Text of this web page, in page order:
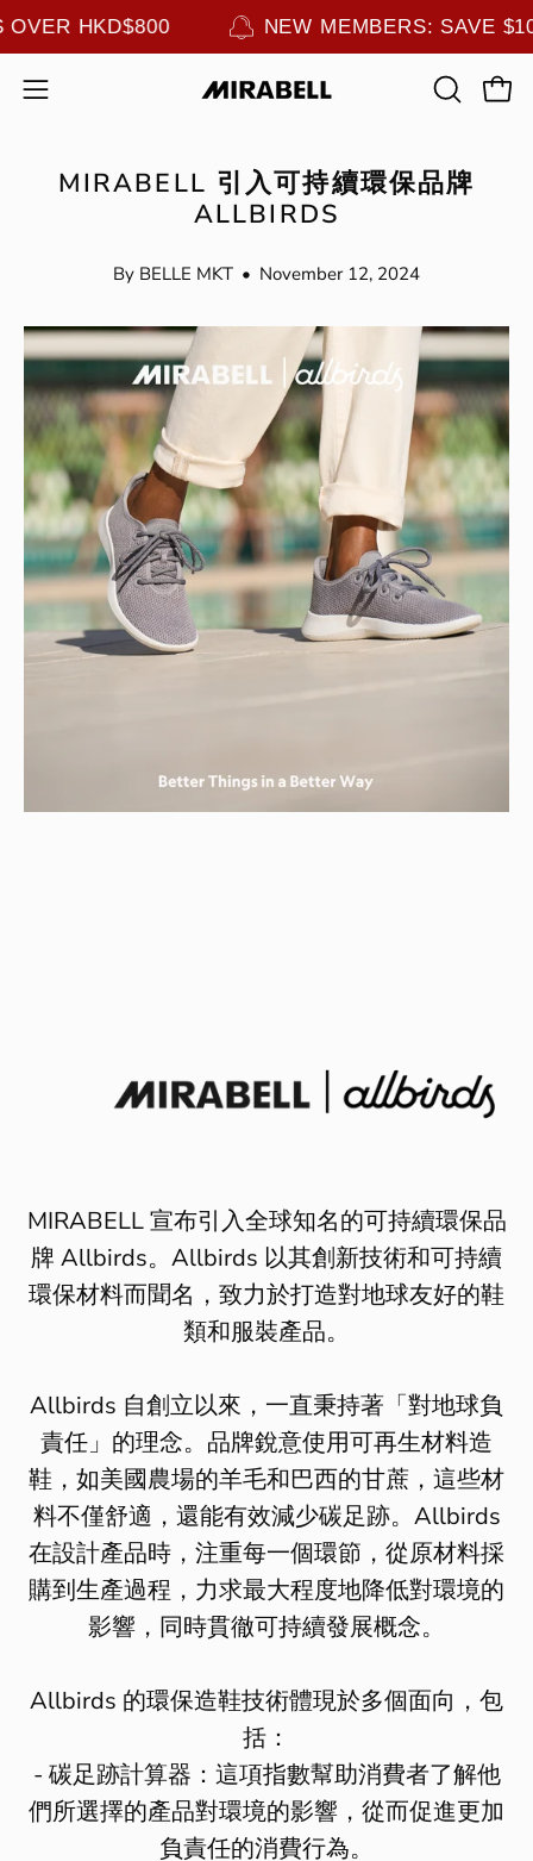
Skip
OVER HKD$800 NEW MEMBERS:
Open
menu
OPEN
MIRABELL 引入可持續環保品牌
ALLBIRDS
By BELLE MKT November 12, 2024
MIRABELL宣布引入全球知名的可持續環保品
牌 Allbirds。 Allbirds 以其創新技術和可持續
環保材料而聞名，致力於打造對地球友好的鞋
類和服裝產品。
Allbirds 自創立以來，一直秉持著「對地球負
責任」的理念。品牌銳意使用可再生材料造
鞋，如美國農場的羊毛和巴西的甘蔗，這些材
料不僅舒適，還能有效減少碳足跡。 Allbirds
在設計產品時，注重每一個環節，從原材料採
購到生產過程，力求最大程度地降低對環境的
影響，同時貫徹可持續發展概念。
Allbirds 的環保造鞋技術體現於多個面向，包
括：
- 碳足跡計算器：這項指數幫助消費者了解他
們所選擇的產品對環境的影響，從而促進更加
負責任的消費行為。